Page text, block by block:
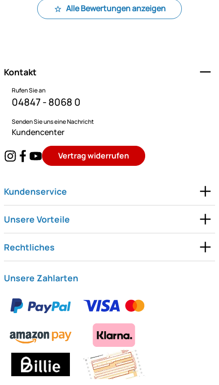
Alle Bewertungen anzeigen
Kontakt
Rufen Sie an
04847 - 8068 0
Senden Sie uns eine Nachricht
Kundencenter
Vertrag widerrufen
Kundenservice
Unsere Vorteile
Rechtliches
Unsere Zahlarten